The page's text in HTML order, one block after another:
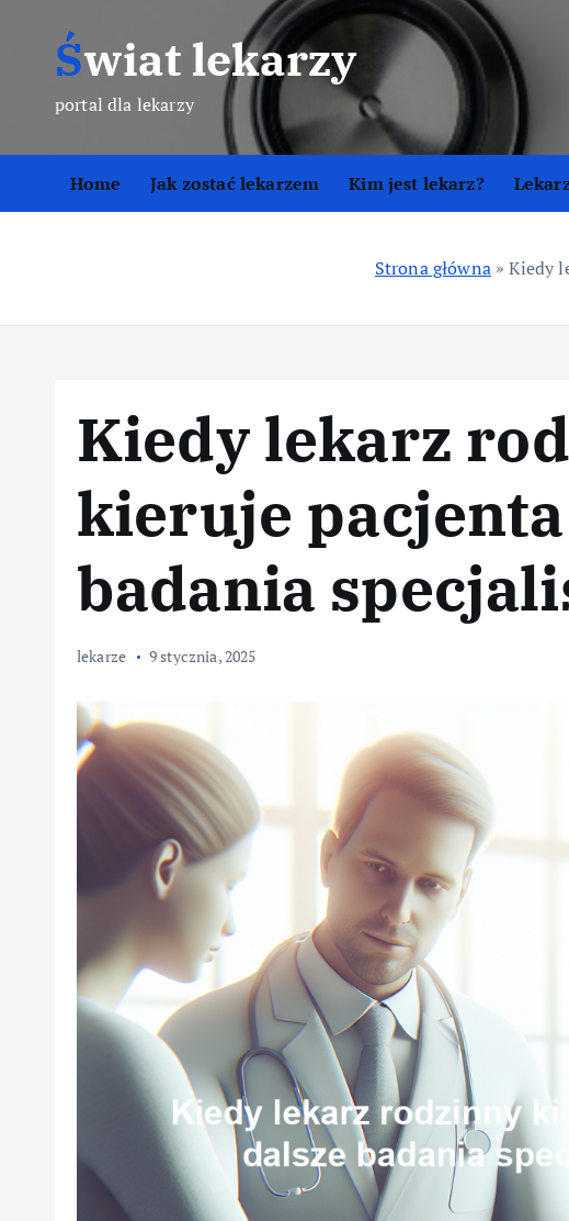
o
Świat lekarzy
portal dla lekarzy
Home Jak zostać lekarzem Kim jest lekarz?
Strona główna»Kiedy
Kiedy lekarz
kieruje pacjenta
badania
lekarze 9 stycznia, 2025